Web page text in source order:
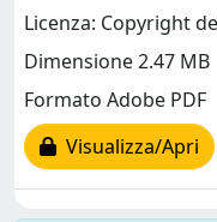
Licenza: Copyright
Dimensione 2.47 MB
Formato Adobe PDF
Visualizza/Apri